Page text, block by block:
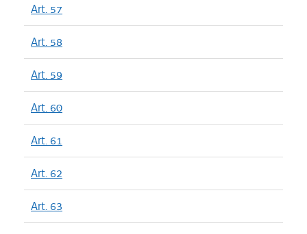
Art. 57
Art. 58
Art. 59
Art. 60
Art. 61
Art. 62
Art. 63